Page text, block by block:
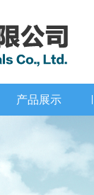
产品展示